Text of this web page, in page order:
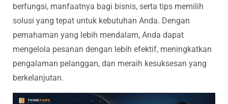
berfungsi, manfaatnya bagi bisnis, serta tips memilih
solusi yang tepat untuk kebutuhan Anda. Dengan
pemahaman yang lebih mendalam, Anda dapat
mengelola pesanan dengan lebih efektif, meningkatkan
pengalaman pelanggan, dan meraih kesuksesan yang
berkelanjutan.